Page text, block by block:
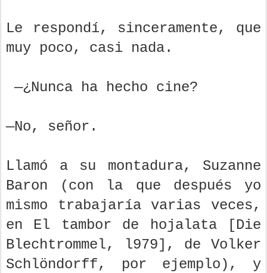
Le respondí, sinceramente, que
muy poco, casi nada.
—¿Nunca ha hecho cine?
—No, señor.
Llamó a su montadura, Suzanne
Baron (con la que después yo
mismo trabajaría varias veces,
en El tambor de hojalata [Die
Blechtrommel, l979], de Volker
Schlöndorff, por ejemplo), y